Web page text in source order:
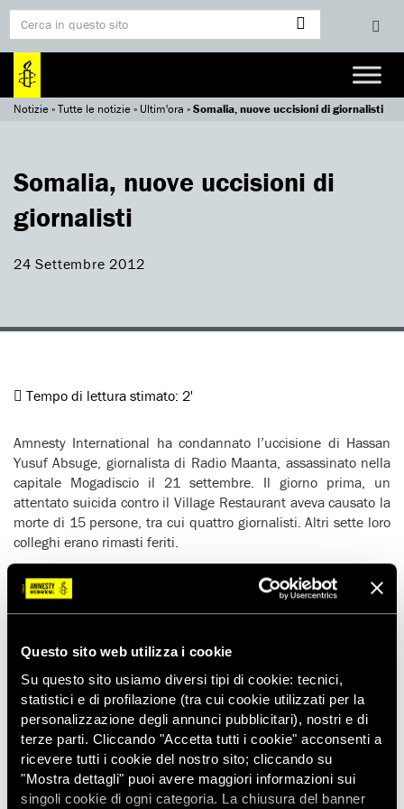
Questo sito web utilizza i cookie
Su questo sito usiamo diversi tipi di cookie: tecnici,
statistici e di profilazione (tra cui cookie utilizzati per la
personalizzazione degli annunci pubblicitari), nostri e di
terze parti. Cliccando "Accetta tutti i cookie" acconsenti a
ricevere tutti i cookie del nostro sito; cliccando su
"Mostra dettagli" puoi avere maggiori informazioni sui
singoli cookie di ogni categoria. La chiusura del banner
Notizie»Tutte le notizie» Ultim'ora »Somalia, nuove uccisioni di giornalisti
Somalia, nuove uccisioni di
giornalisti
24 Settembre 2012
Tempo di lettura stimato: 2'
Amnesty International ha condannato l’uccisione di Hassan
Yusuf Absuge, giornalista di Radio Maanta, assassinato nella
capitale Mogadiscio il 21 settembre. Il giorno prima, un
attentato suicida contro il Village Restaurant aveva causato la
morte di 15 persone, tra cui quattro giornalisti. Altri sette loro
colleghi erano rimasti feriti.
ricordano ancora una volta che, nonostante la Somalia
abbia un nuovo governo, il mestiere del giornalista in questo
devono dimostrare il loro proclamato impegno a difendere i
civili e avviare immediatamente indagini per identificare e
punire gli autori degli attacchi‘ – ha dichiarato Kathryn
Achilles, di Amnesty International.
Dal febbraio 2007 in Somalia sono stati assassinati almeno
35 giornalisti, 14 dei quali solo dal dicembre 2011. Nessuno
è stato chiamato a rispondere della loro morte.